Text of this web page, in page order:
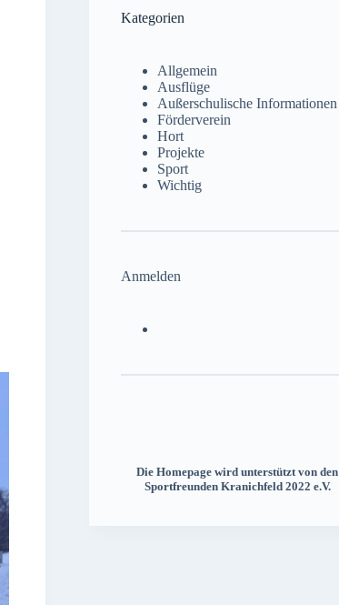
Kategorien
Allgemein
Ausflüge
Außerschulische Informationen
Förderverein
Hort
Projekte
Sport
Wichtig
Anmelden
Die Homepage wird unterstützt von den
Sportfreunden Kranichfeld 2022 e.V.